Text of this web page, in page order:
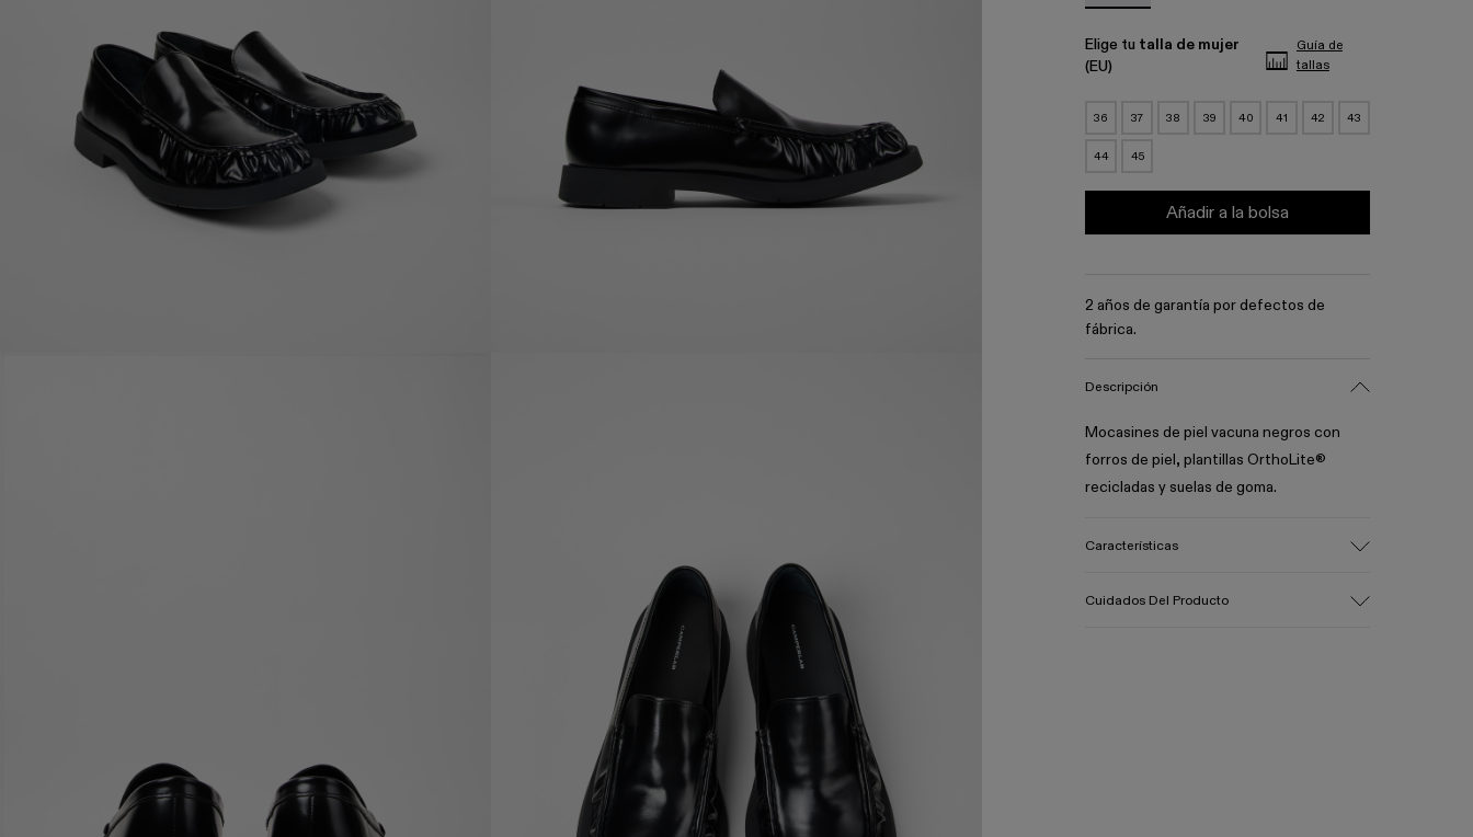
Elige tu talla de mujer
(EU)
Guía de
tallas
36 37 38 39 40 41 42 43
44 45
Añadir a la bolsa
2 años de garantía por defectos de
fábrica.
Descripción
Mocasines de piel vacuna negros con
forros de piel, plantillas OrthoLite®
recicladas y suelas de goma.
Características
Cuidados Del Producto